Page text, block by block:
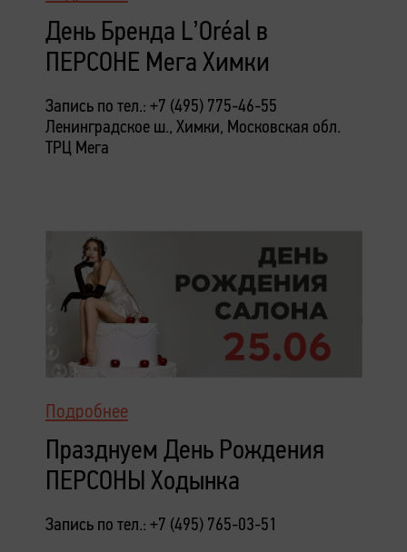
День Бренда L’Oréal в
ПЕРСОНЕ Мега Химки
Запись по тел.: +7 (495) 775-46-55
Ленинградское ш., Химки, Московская обл.
ТРЦ Мега
Подробнее
Празднуем День Рождения
ПЕРСОНЫ Ходынка
Запись по тел.: +7 (495) 765-03-51